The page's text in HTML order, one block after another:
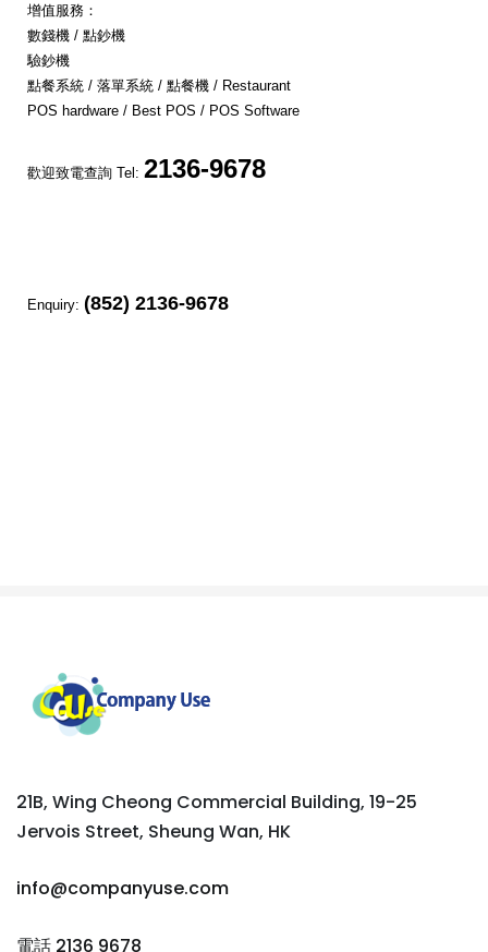
增值服務：
數錢機 / 點鈔機
驗鈔機
點餐系統 / 落單系統 / 點餐機 / Restaurant
POS hardware / Best POS / POS Software
歡迎致電查詢 Tel: 2136-9678
Enquiry: (852) 2136-9678
21B, Wing Cheong Commercial Building, 19-25
Jervois Street, Sheung Wan, HK
info@companyuse.com
電話 2136 9678